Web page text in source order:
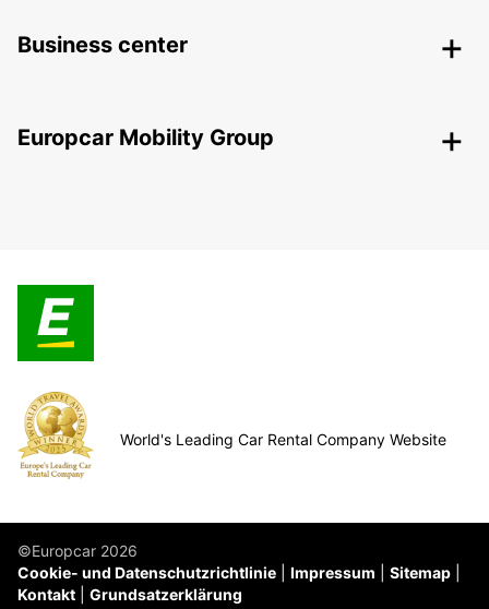
Business center
Europcar Mobility Group
World's Leading Car Rental Company Website
©Europcar 2026
Cookie- und Datenschutzrichtlinie
Impressum
Sitemap
Kontakt
Grundsatzerklärung